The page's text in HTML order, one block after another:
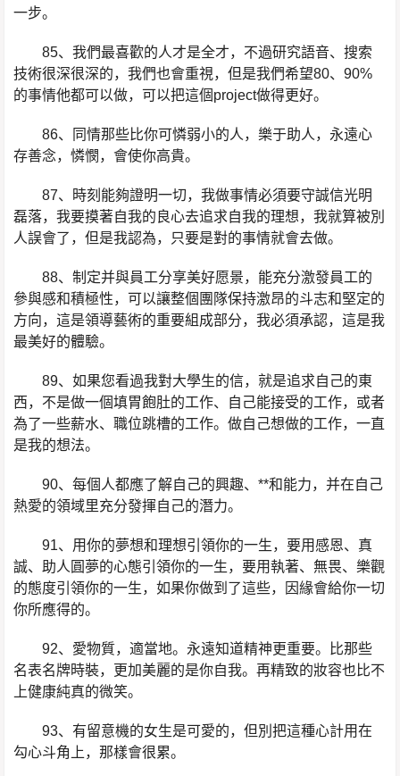
一步。
85、我們最喜歡的人才是全才，不過研究語音、搜索
技術很深很深的，我們也會重視，但是我們希望80、90%
的事情他都可以做，可以把這個project做得更好。
86、同情那些比你可憐弱小的人，樂于助人，永遠心
存善念，憐憫，會使你高貴。
87、時刻能夠證明一切，我做事情必須要守誠信光明
磊落，我要摸著自我的良心去追求自我的理想，我就算被別
人誤會了，但是我認為，只要是對的事情就會去做。
88、制定并與員工分享美好愿景，能充分激發員工的
參與感和積極性，可以讓整個團隊保持激昂的斗志和堅定的
方向，這是領導藝術的重要組成部分，我必須承認，這是我
最美好的體驗。
89、如果您看過我對大學生的信，就是追求自己的東
西，不是做一個填胃飽肚的工作、自己能接受的工作，或者
為了一些薪水、職位跳槽的工作。做自己想做的工作，一直
是我的想法。
90、每個人都應了解自己的興趣、**和能力，并在自己
熱愛的領域里充分發揮自己的潛力。
91、用你的夢想和理想引領你的一生，要用感恩、真
誠、助人圓夢的心態引領你的一生，要用執著、無畏、樂觀
的態度引領你的一生，如果你做到了這些，因緣會給你一切
你所應得的。
92、愛物質，適當地。永遠知道精神更重要。比那些
名表名牌時裝，更加美麗的是你自我。再精致的妝容也比不
上健康純真的微笑。
93、有留意機的女生是可愛的，但別把這種心計用在
勾心斗角上，那樣會很累。